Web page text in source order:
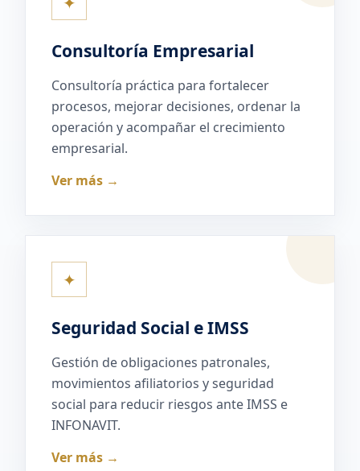
Consultoría Empresarial
Consultoría práctica para fortalecer
procesos, mejorar decisiones, ordenar la
operación y acompañar el crecimiento
empresarial.
Ver más →
✦
Seguridad Social e IMSS
Gestión de obligaciones patronales,
movimientos afiliatorios y seguridad
social para reducir riesgos ante IMSS e
INFONAVIT.
Ver más →